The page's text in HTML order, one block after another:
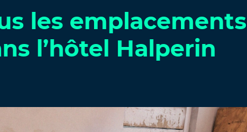
les emplacements
l’hôtel Halperin